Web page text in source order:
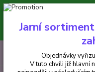
Minimální hodnota
V tuto chvíli již hlavní nápor
nejpozději v následujícím
vyřizujeme
+420 602 223 614
Jarní
Objednávky
V tuto chvíli již hlavní